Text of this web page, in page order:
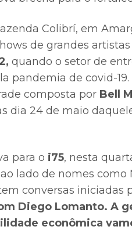
Colibrí, em
de grandes
quando o setor de
pandemia de covid-
composta por Bell
dia 24 de maio
para o i75, nesta
lado de nomes
conversas iniciadas
Diego Lomanto. A
econômica